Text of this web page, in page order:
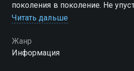
поколения в поколение. Не
прикоснуться к живой истории и
искусством!
Читать дальше
Жанр
Информация